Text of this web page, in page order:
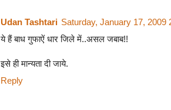
Udan Tashtari Saturday, January 17, 2009
ये हैं बाध गुफाऐं धार जिले में..असल जबाब!!
इसे ही मान्यता दी जाये.
Reply